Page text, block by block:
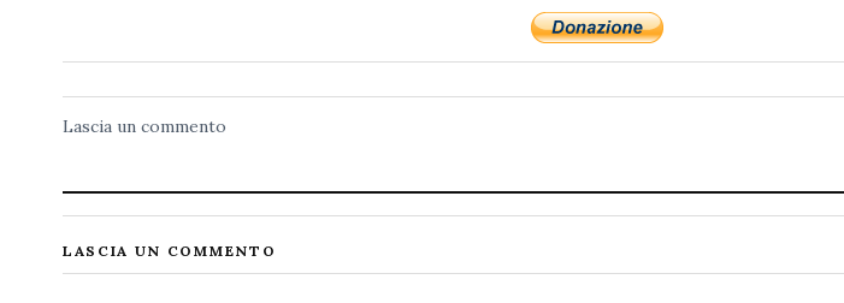
Lascia un commento
LASCIA UN COMMENTO